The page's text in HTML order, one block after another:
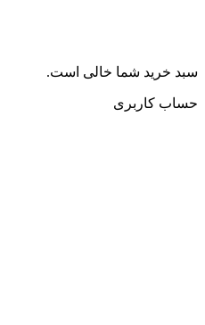
سبد خرید شما خالی است.
حساب کاربری